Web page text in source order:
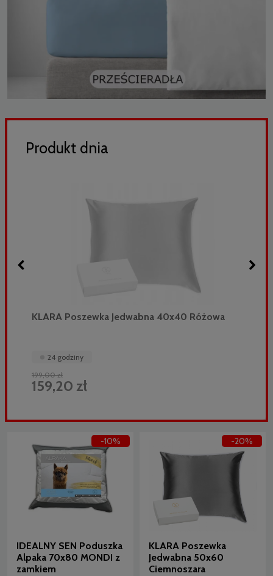
Produkt dnia
KLARA Poszewka Jedwabna 40x40 Różowa
24 godziny
199,00 zł
159,20 zł
IDEALNY SEN Poduszka
Alpaka 70x80 MONDI z
zamkiem
-10%
KLARA Poszewka
Jedwabna 50x60
Ciemnoszara
-20%